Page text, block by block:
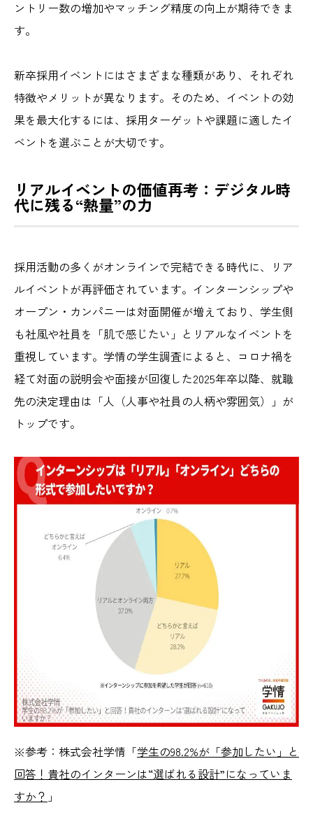
ントリー数の増加やマッチング精度の向上が期待できま
す。
新卒採用イベントにはさまざまな種類があり、それぞれ
特徴やメリットが異なります。そのため、イベントの効
果を最大化するには、採用ターゲットや課題に適したイ
ベントを選ぶことが大切です。
リアルイベントの価値再考：デジタル時
代に残る“熱量”の力
採用活動の多くがオンラインで完結できる時代に、リア
ルイベントが再評価されています。インターンシップや
オープン・カンパニーは対面開催が増えており、学生側
も社風や社員を「肌で感じたい」とリアルなイベントを
重視しています。学情の学生調査によると、コロナ禍を
経て対面の説明会や面接が回復した2025年卒以降、就職
先の決定理由は「人（人事や社員の人柄や雰囲気）」が
トップです。
※参考：株式会社学情 「学生の98.2%が「参加したい」と
回答！貴社のインターンは“選ばれる設計”になっていま
すか？ 」